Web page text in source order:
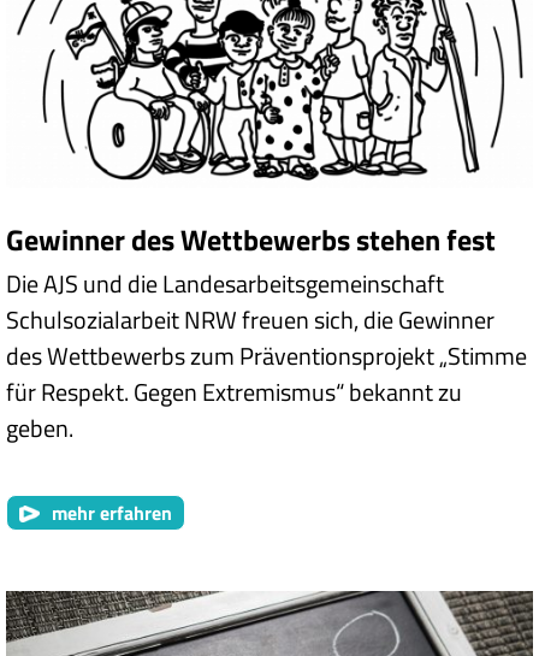
Gewinner des Wettbewerbs stehen fest
Die AJS und die Landesarbeitsgemeinschaft
Schulsozialarbeit NRW freuen sich, die Gewinner
des Wettbewerbs zum Präventionsprojekt „Stimme
für Respekt. Gegen Extremismus“ bekannt zu
geben.
mehr erfahren